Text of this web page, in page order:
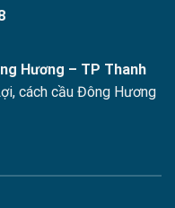
Hương – TP Thanh
cách cầu Đông Hương